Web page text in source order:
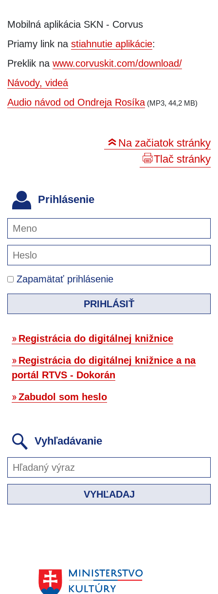
Mobilná aplikácia SKN - Corvus
Priamy link na stiahnutie aplikácie:
Preklik na www.corvuskit.com/download/
Návody, videá
Audio návod od Ondreja Rosíka (MP3, 44,2 MB)
Na začiatok stránky
Tlač stránky
Prihlásenie
Zapamätať prihlásenie
PRIHLÁSIŤ
Registrácia do digitálnej knižnice
Registrácia do digitálnej knižnice a na
portál RTVS - Dokorán
Zabudol som heslo
Vyhľadávanie
VYHĽADAJ